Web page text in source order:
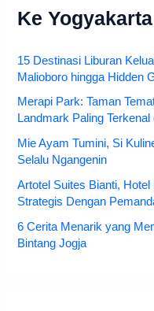
Ke Yogyakarta
15 Destinasi Liburan
Malioboro hingga Hidden
Merapi Park: Taman
Landmark Paling Terkenal
Mie Ayam Tumini, Si
Selalu Ngangenin
Artotel Suites Bianti,
Strategis Dengan
6 Cerita Menarik yang
Bintang Jogja